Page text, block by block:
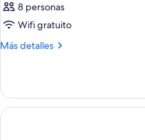
8 personas
Wifi gratuito
Más detalles
Más